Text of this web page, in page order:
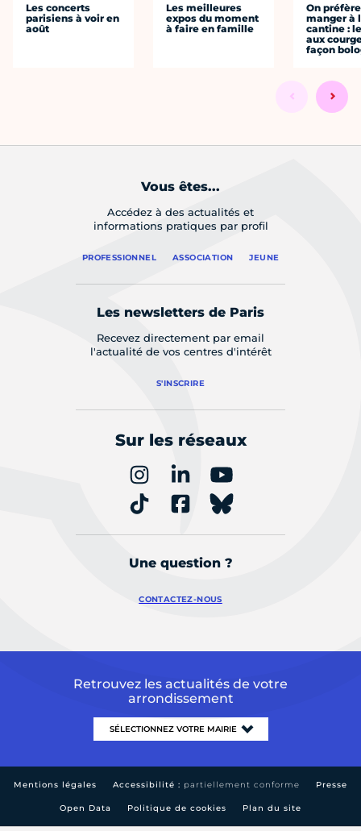
Les concerts
parisiens à voir en
août
Les meilleures
expos du moment
à faire en famille
On préfère
manger à
cantine :
aux
façon
Vous êtes...
Accédez à des actualités et
informations pratiques par profil
PROFESSIONNEL ASSOCIATION JEUNE
Les newsletters de Paris
Recevez directement par email
l'actualité de vos centres d'intérêt
S'INSCRIRE
Sur les réseaux
Une question ?
CONTACTEZ-NOUS
Retrouvez les actualités de votre
arrondissement
Mentions légales Accessibilité : partiellement conforme Presse
Open Data Politique de cookies Plan du site